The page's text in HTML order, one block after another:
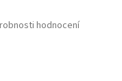
hodnocení